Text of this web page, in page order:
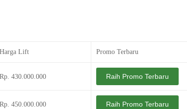
Harga Lift Promo Terbaru
Rp. 430.000.000 Raih Promo Terbaru
Rp. 450.000.000 Raih Promo Terbaru